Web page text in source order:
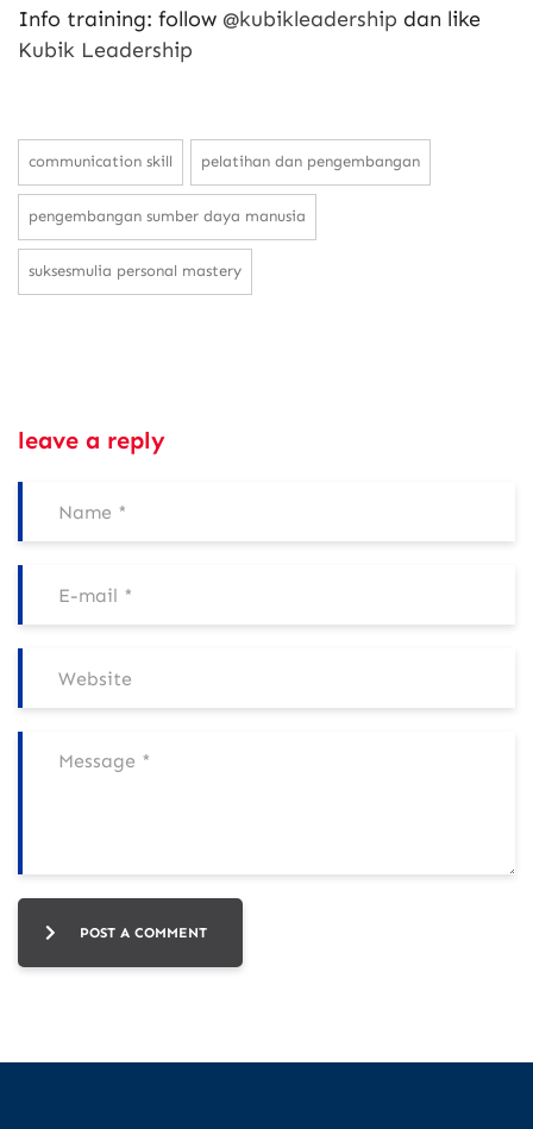
Info training: follow @kubikleadership dan like
Kubik Leadership
communication skill pelatihan dan pengembangan
pengembangan sumber daya manusia
suksesmulia personal mastery
leave a reply
POST A COMMENT